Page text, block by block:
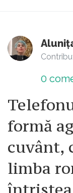
0
formă
cuvânt,
limba